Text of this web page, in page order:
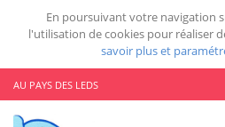
En poursuivant votre navigation
l'utilisation de cookies pour réaliser
savoir plus et
AU PAYS DES LEDS